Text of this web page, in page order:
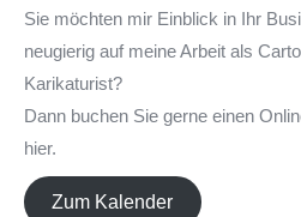
Sie möchten mir Einblick in Ihr
neugierig auf meine Arbeit als
Karikaturist?
Dann buchen Sie gerne einen
hier.
Zum Kalender